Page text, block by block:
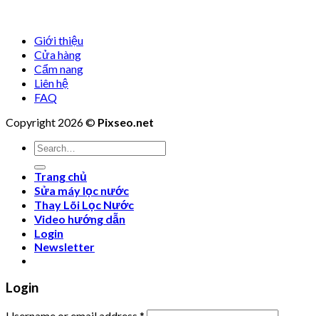
Giới thiệu
Cửa hàng
Cẩm nang
Liên hệ
FAQ
Copyright 2026 © Pixseo.net
Search
for:
Trang chủ
Sửa máy lọc nước
Thay Lõi Lọc Nước
Video hướng dẫn
Login
Newsletter
Login